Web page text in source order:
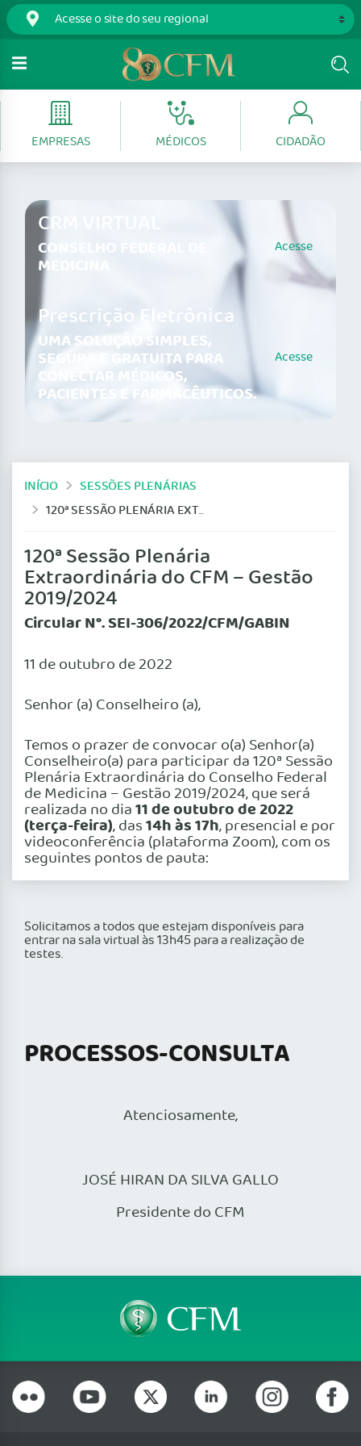
EMPRESAS MÉDICOS CIDADÃO
CRM VIRTUAL
CONSELHO FEDERAL DE
MEDICINA
Acesse
Prescrição Eletrônica
UMA SOLUÇÃO SIMPLES,
SEGURA E GRATUITA PARA
CONECTAR MÉDICOS,
PACIENTES E FARMACÊUTICOS.
Acesse
INÍCIO
SESSÕES PLENÁRIAS
120ª SESSÃO PLENÁRIA EXTRAORDINÁRIA DO CFM – GESTÃO 2019/2024
120ª Sessão Plenária
Extraordinária do CFM – Gestão
2019/2024
Circular N°. SEI-306/2022/CFM/GABIN
11 de outubro de 2022
Senhor (a) Conselheiro (a),
Temos o prazer de convocar o(a) Senhor(a)
Conselheiro(a) para participar da 120ª Sessão
Plenária Extraordinária do Conselho Federal
de Medicina – Gestão 2019/2024, que será
realizada no dia11 de outubro de 2022
(terça-feira), das14h às 17h, presencial e por
videoconferência (plataforma Zoom), com os
seguintes pontos de pauta:
Solicitamos a todos que estejam disponíveis para
entrar na sala virtual às 13h45 para a realização de
testes.
PROCESSOS-CONSULTA
Atenciosamente,
JOSÉ HIRAN DA SILVA GALLO
Presidente do CFM